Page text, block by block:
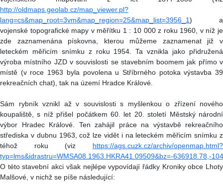
http://oldmaps.geolab.cz/map_viewer.pl?
lang=cs&map_root=3vm&map_region=25&map_list=3956_1) a
vojenské topografické mapy v měřítku 1 : 10 000 z roku 1960, v níž je
zde zaznamenána pískovna, kterou můžeme zaznamenat již v
leteckém měřicím snímku z roku 1954. Ta vznikla jako přidružená
výroba místního JZD v souvislosti se stavebním boomem jak přímo v
místě (v roce 1963 byla povolena u Stříbrného potoka výstavba 39
rekreačních chat), tak na území Hradce Králové.
Sám rybník vznikl až v souvislosti s myšlenkou o zřízení nového
koupaliště, s níž přišel počátkem 60. let 20. století Městský národní
výbor Hradec Králové. Ten zahájil práce na výstavbě rekreačního
střediska v dubnu 1963, což lze vidět i na leteckém měřicím snímku z
téhož roku (viz https://ags.cuzk.cz/archiv/openmap.html?
typ=lms&idrastru=WMSA08.1963.HKRA41.09509&bz=-636918.78,-
O této stavební akci však nejlépe vypovídají řádky Kroniky obce Lhoty
Malšové, v nichž se píše následující: